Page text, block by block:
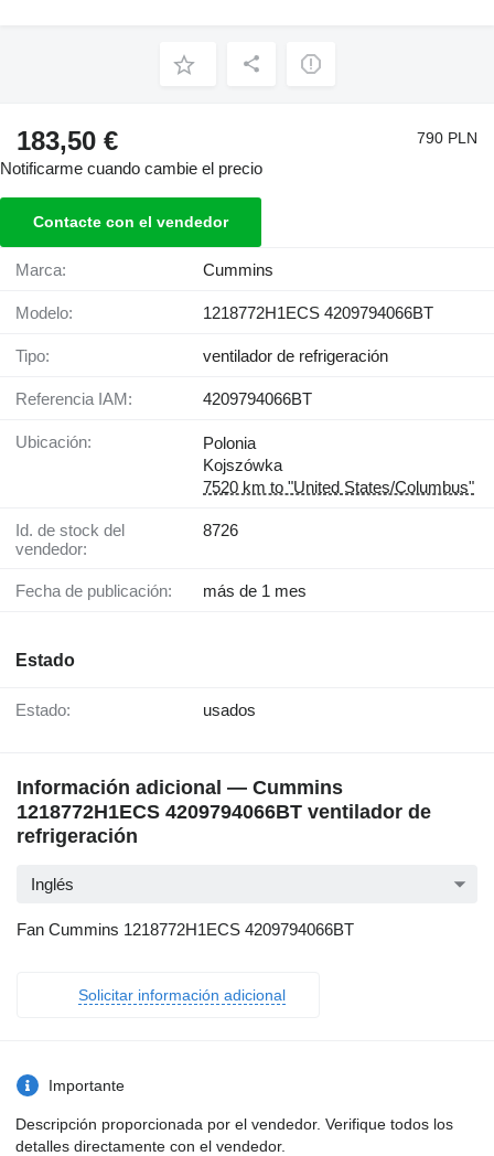
183,50 € 790 PLN
Notificarme cuando cambie el precio
Contacte con el vendedor
Marca: Cummins
Modelo: 1218772H1ECS 4209794066BT
Tipo: ventilador de refrigeración
Referencia IAM: 4209794066BT
Ubicación:
Polonia
Kojszówka
7520 km to "United States/Columbus"
Id. de stock del
vendedor:
8726
Fecha de publicación: más de 1 mes
Estado
Estado: usados
Información adicional — Cummins
1218772H1ECS 4209794066BT ventilador de
refrigeración
Inglés
Fan Cummins 1218772H1ECS 4209794066BT
Solicitar información adicional
Importante
Descripción proporcionada por el vendedor. Verifique todos los
detalles directamente con el vendedor.